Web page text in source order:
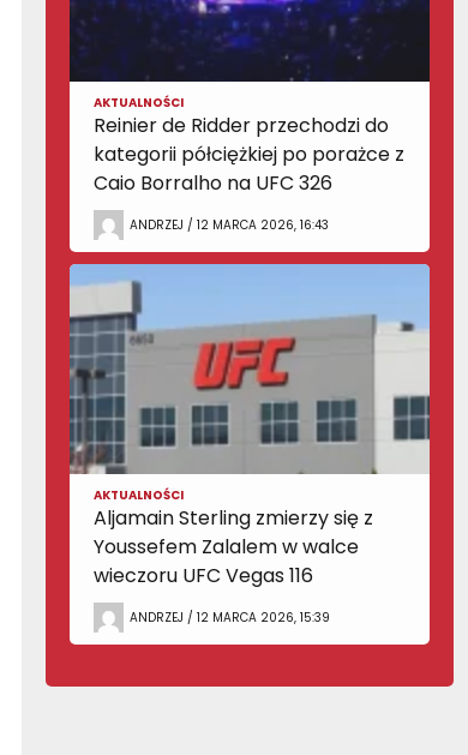
AKTUALNOŚCI
Reinier de Ridder przechodzi do
kategorii półciężkiej po porażce z
Caio Borralho na UFC 326
ANDRZEJ / 12 MARCA 2026, 16:43
AKTUALNOŚCI
Aljamain Sterling zmierzy się z
Youssefem Zalalem w walce
wieczoru UFC Vegas 116
ANDRZEJ / 12 MARCA 2026, 15:39